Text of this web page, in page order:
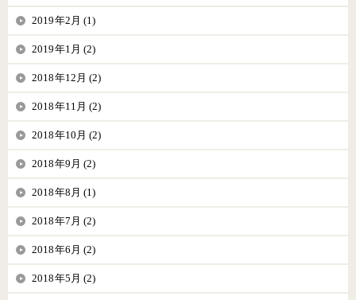
2019年2月 (1)
2019年1月 (2)
2018年12月 (2)
2018年11月 (2)
2018年10月 (2)
2018年9月 (2)
2018年8月 (1)
2018年7月 (2)
2018年6月 (2)
2018年5月 (2)